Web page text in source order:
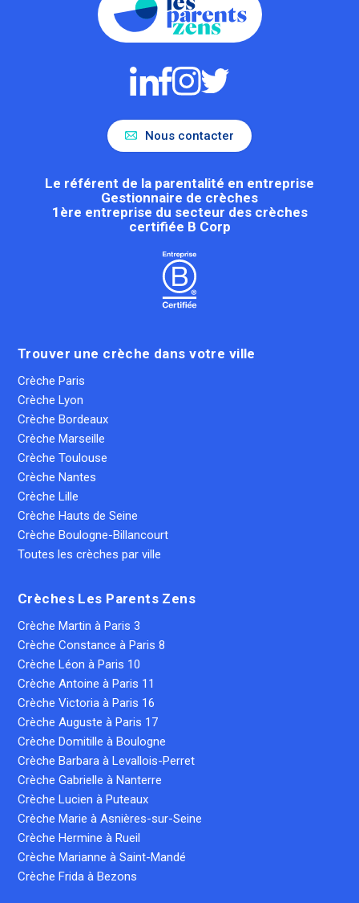
Nous contacter
Le référent de la parentalité en entreprise
Gestionnaire de crèches
1ère entreprise du secteur des crèches
certifiée B Corp
Trouver une crèche dans votre ville
Crèche Paris
Crèche Lyon
Crèche Bordeaux
Crèche Marseille
Crèche Toulouse
Crèche Nantes
Crèche Lille
Crèche Hauts de Seine
Crèche Boulogne-Billancourt
Toutes les crèches par ville
Crèches Les Parents Zens
Crèche Martin à Paris 3
Crèche Constance à Paris 8
Crèche Léon à Paris 10
Crèche Antoine à Paris 11
Crèche Victoria à Paris 16
Crèche Auguste à Paris 17
Crèche Domitille à Boulogne
Crèche Barbara à Levallois-Perret
Crèche Gabrielle à Nanterre
Crèche Lucien à Puteaux
Crèche Marie à Asnières-sur-Seine
Crèche Hermine à Rueil
Crèche Marianne à Saint-Mandé
Crèche Frida à Bezons